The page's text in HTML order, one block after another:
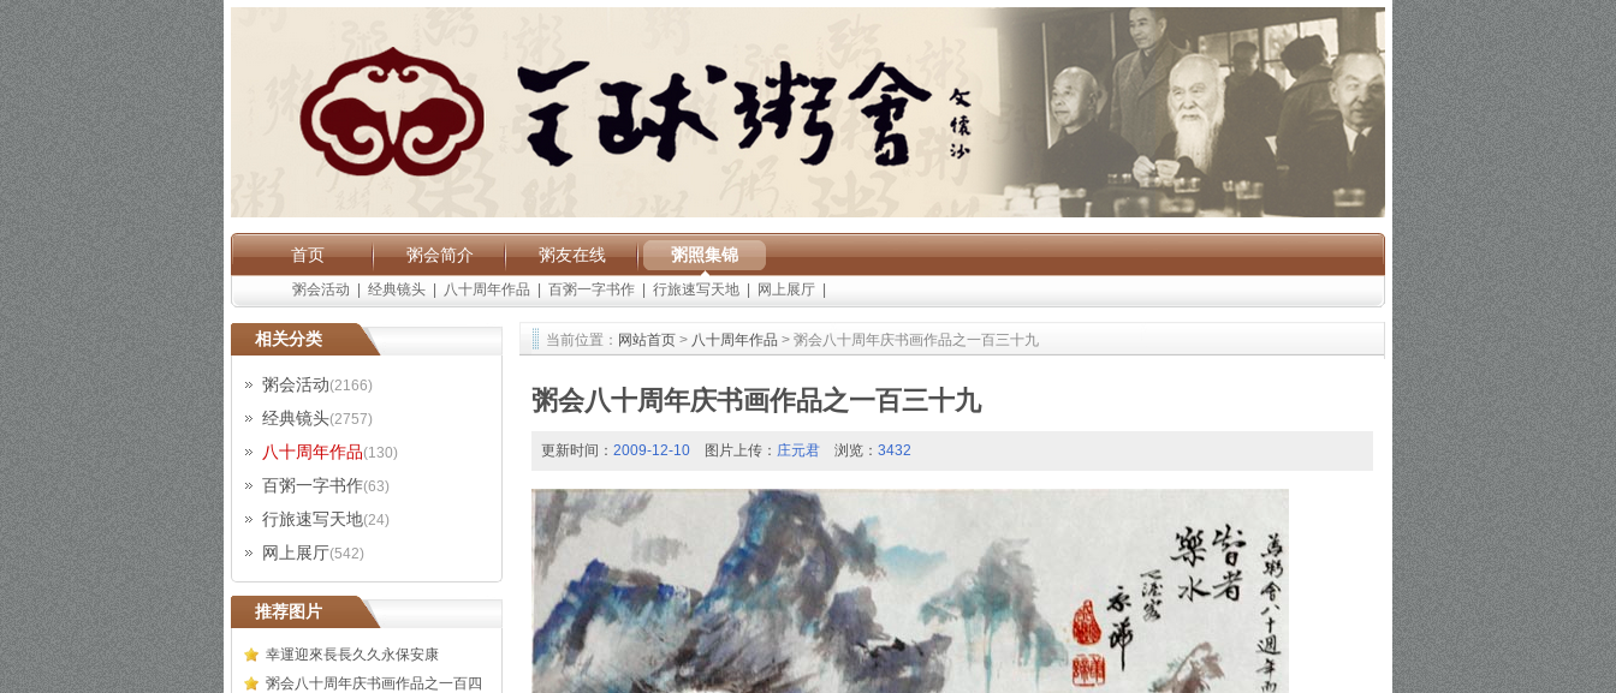
首页 粥会简介 粥友在线 粥照集锦
粥会活动 经典镜头 八十周年作品 百粥一字书作 行旅速写天地 网上展厅
相关分类
粥会活动(2166)
经典镜头(2757)
八十周年作品(130)
百粥一字书作(63)
行旅速写天地(24)
网上展厅(542)
推荐图片
幸運迎來長長久久永保安康
粥会八十周年庆书画作品之一百四
当前位置： 网站首页 > 八十周年作品 > 粥会八十周年庆书画作品之一百三十九
粥会八十周年庆书画作品之一百三十九
更新时间： 2009-12-10 图片上传： 庄元君 浏览： 3432